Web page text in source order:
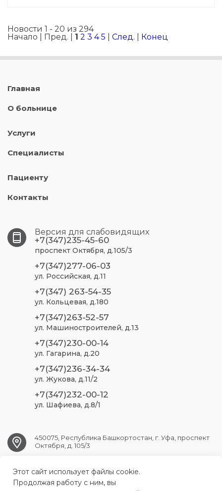
Новости 1 - 20 из 294
Начало | Пред. | 1 2 3 4 5 След. Конец
Главная
О больнице
Услуги
Специалисты
Пациенту
Контакты
Версия для слабовидящих
+7(347)235-45-60
проспект Октября, д.105/3
+7(347)277-06-03
ул. Российская, д.11
+7(347) 263-54-35
ул. Кольцевая, д.180
+7(347)263-52-57
ул. Машиностроителей, д.13
+7(347)230-00-14
ул. Гагарина, д.20
+7(347)236-34-34
ул. Жукова, д.11/2
+7(347)232-00-12
ул. Шафиева, д.8/1
450075, Республика Башкортостан, г. Уфа, проспект
Октября, д. 105/3
ufa.sp2@doctorrb.ru
Этот сайт использует файлы cookie.
Продолжая работу с ним, вы